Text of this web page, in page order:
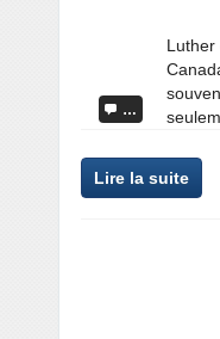
…
Luther
Lire la suite